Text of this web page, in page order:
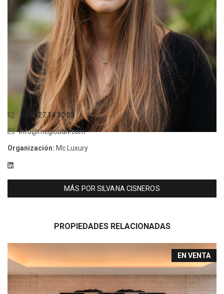
+34 627 14 30 02
info@mcglobalv.com
Organización: Mc Luxury
MÁS POR SILVANA CISNEROS
PROPIEDADES RELACIONADAS
EN VENTA